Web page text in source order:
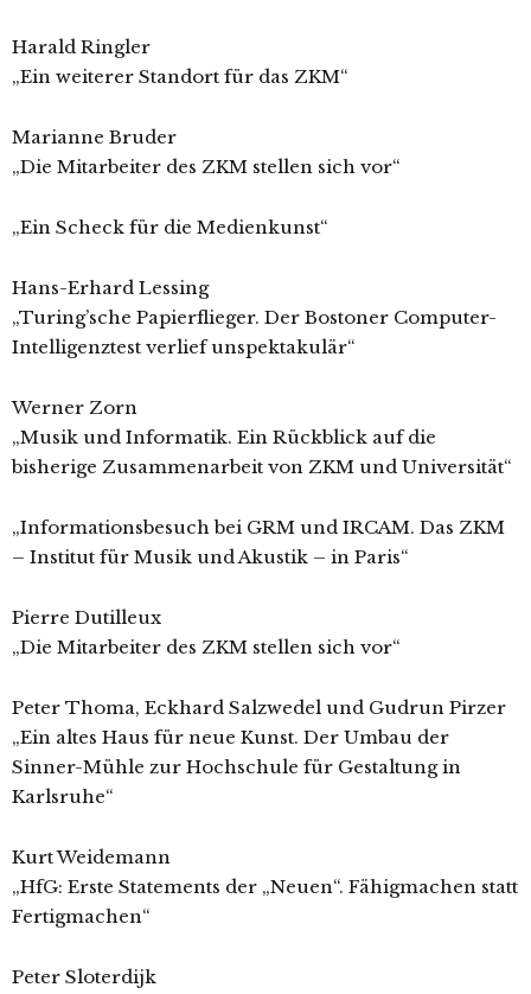
Harald Ringler
„Ein weiterer Standort für das ZKM“
Marianne Bruder
„Die Mitarbeiter des ZKM stellen sich vor“
„Ein Scheck für die Medienkunst“
Hans-Erhard Lessing
„Turing’sche Papierflieger. Der Bostoner Computer-
Intelligenztest verlief unspektakulär“
Werner Zorn
„Musik und Informatik. Ein Rückblick auf die
bisherige Zusammenarbeit von ZKM und Universität“
„Informationsbesuch bei GRM und IRCAM. Das ZKM
– Institut für Musik und Akustik – in Paris“
Pierre Dutilleux
„Die Mitarbeiter des ZKM stellen sich vor“
Peter Thoma, Eckhard Salzwedel und Gudrun Pirzer
„Ein altes Haus für neue Kunst. Der Umbau der
Sinner-Mühle zur Hochschule für Gestaltung in
Karlsruhe“
Kurt Weidemann
„HfG: Erste Statements der „Neuen“. Fähigmachen statt
Fertigmachen“
Peter Sloterdijk